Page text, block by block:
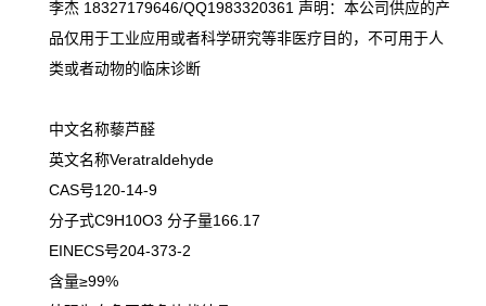
李杰 18327179646/QQ1983320361 声明：本公司供应的产
品仅用于工业应用或者科学研究等非医疗目的，不可用于人
类或者动物的临床诊断
中文名称藜芦醛
英文名称Veratraldehyde
CAS号120-14-9
分子式C9H10O3 分子量166.17
EINECS号204-373-2
含量≥99%